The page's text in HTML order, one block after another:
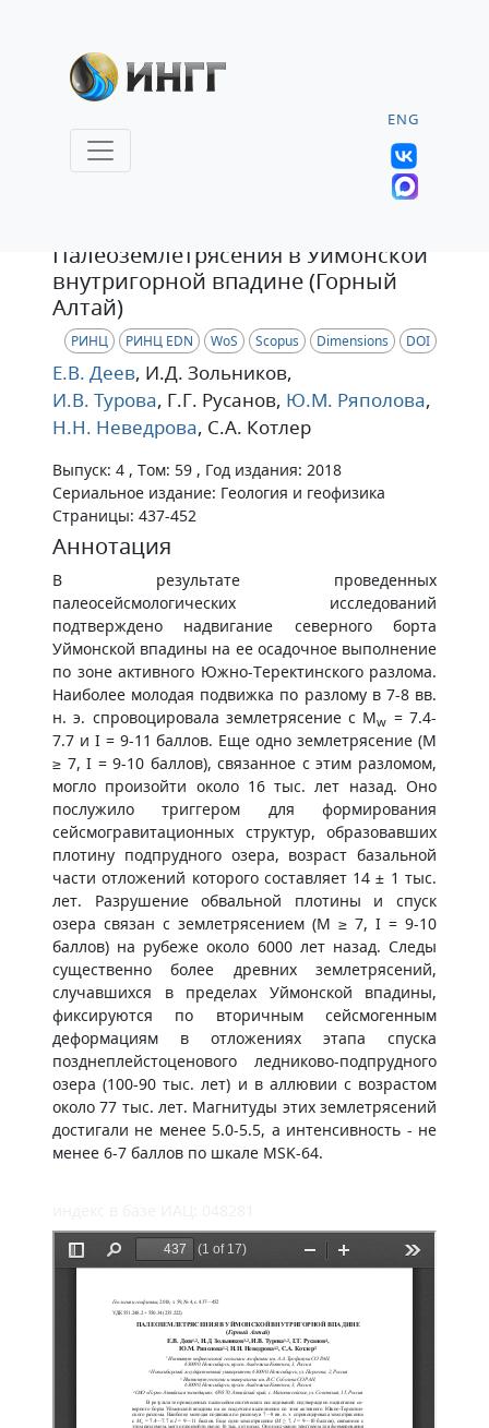
ENG
Палеоземлетрясения в Уймонской
внутригорной впадине (Горный
Алтай)
РИНЦ РИНЦ EDN WoS Scopus Dimensions DOI
Е.В. Деев, И.Д. Зольников,
И.В. Турова, Г.Г. Русанов, Ю.М. Ряполова,
Н.Н. Неведрова, С.А. Котлер
Выпуск: 4 , Том: 59 , Год издания: 2018
Сериальное издание: Геология и геофизика
Страницы: 437-452
Аннотация
В результате проведенных
палеосейсмологических исследований
подтверждено надвигание северного борта
Уймонской впадины на ее осадочное выполнение
по зоне активного Южно-Теректинского разлома.
Наиболее молодая подвижка по разлому в 7-8 вв.
н. э. спровоцировала землетрясение с Mw = 7.4-
7.7 и I = 9-11 баллов. Еще одно землетрясение (M
≥ 7, I = 9-10 баллов), связанное с этим разломом,
могло произойти около 16 тыс. лет назад. Оно
послужило триггером для формирования
сейсмогравитационных структур, образовавших
плотину подпрудного озера, возраст базальной
части отложений которого составляет 14 ± 1 тыс.
лет. Разрушение обвальной плотины и спуск
озера связан с землетрясением (M ≥ 7, I = 9-10
баллов) на рубеже около 6000 лет назад. Следы
существенно более древних землетрясений,
случавшихся в пределах Уймонской впадины,
фиксируются по вторичным сейсмогенным
деформациям в отложениях этапа спуска
позднеплейстоценового ледниково-подпрудного
озера (100-90 тыс. лет) и в аллювии с возрастом
около 77 тыс. лет. Магнитуды этих землетрясений
достигали не менее 5.0-5.5, а интенсивность - не
менее 6-7 баллов по шкале MSK-64.